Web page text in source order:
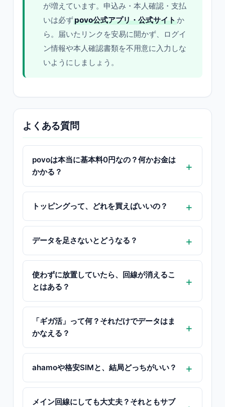
が増えています。申込み・本人確認・支払
いは必ずpovo公式アプリ・公式サイトか
ら。届いたリンクを安易に開かず、ログイ
ン情報や本人確認書類を不用意に入力しな
いようにしましょう。
よくある質問
povoは本当に基本料0円なの？何かお金は
かかる？
トッピングって、どれを買えばいいの？
データを足さないとどうなる？
使わずに放置していたら、回線が消えるこ
とはある？
「ギガ活」って何？それだけでデータはま
かなえる？
ahamoや格安SIMと、結局どっちがいい？
メイン回線にしても大丈夫？それともサブ